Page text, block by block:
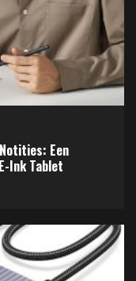
Een
Ink Tablet